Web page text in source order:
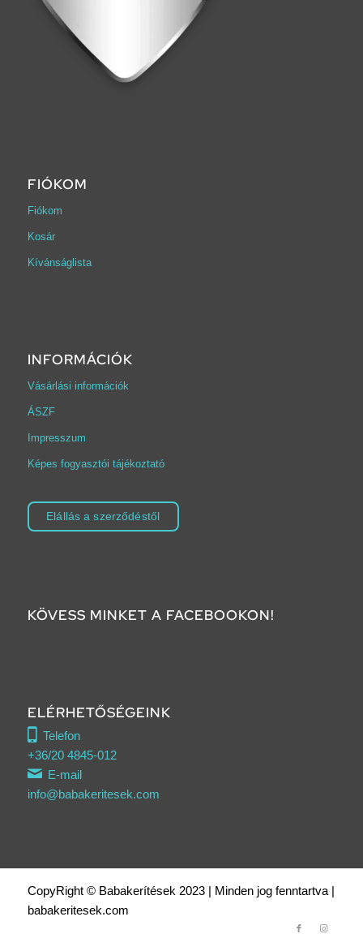
FIÓKOM
Fiókom
Kosár
Kívánságlista
INFORMÁCIÓK
Vásárlási információk
ÁSZF
Impresszum
Képes fogyasztói tájékoztató
Elállás a szerződéstől
KÖVESS MINKET A FACEBOOKON!
ELÉRHETŐSÉGEINK
Telefon
+36/20 4845-012
E-mail
info@babakeritesek.com
CopyRight © Babakerítések 2023 | Minden jog fenntartva |
babakeritesek.com